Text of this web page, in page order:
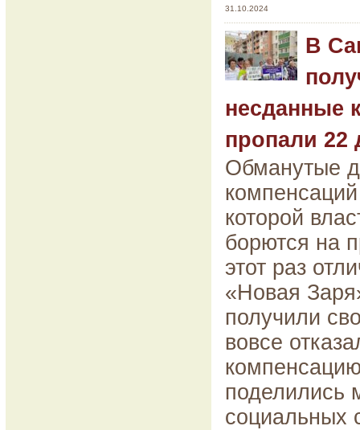
31.10.2024
В
несданные
пропали 22
Обманутые
которой
борются на
этот раз
«Новая
получили
вовсе
поделились
социальных